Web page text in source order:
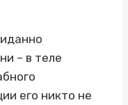
– в теле
его никто не